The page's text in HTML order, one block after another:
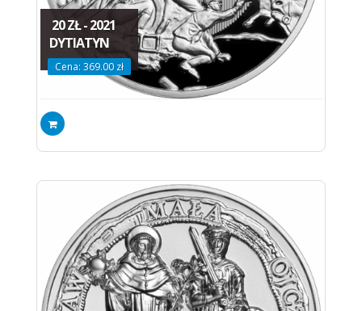
20 ZŁ - 2021
DYTIATYN
Cena: 369.00 zł